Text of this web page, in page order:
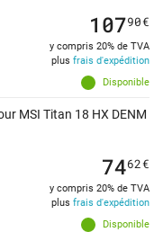
Disponible
10790€
y compris 20% de TVA
plus frais d'expédition
MSI Titan 18 HX DENM
Disponible
7462€
y compris 20% de TVA
plus frais d'expédition